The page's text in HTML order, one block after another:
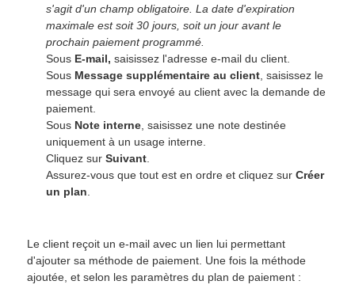
s'agit d'un champ obligatoire. La date d'expiration
maximale est soit 30 jours, soit un jour avant le
prochain paiement programmé.
Sous E-mail, saisissez l'adresse e-mail du client.
Sous Message supplémentaire au client, saisissez le
message qui sera envoyé au client avec la demande de
paiement.
Sous Note interne, saisissez une note destinée
uniquement à un usage interne.
Cliquez sur Suivant.
Assurez-vous que tout est en ordre et cliquez sur Créer
un plan.
Le client reçoit un e-mail avec un lien lui permettant
d'ajouter sa méthode de paiement. Une fois la méthode
ajoutée, et selon les paramètres du plan de paiement :